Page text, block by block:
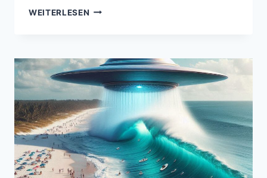
WEITERLESEN DIE
VON
1990